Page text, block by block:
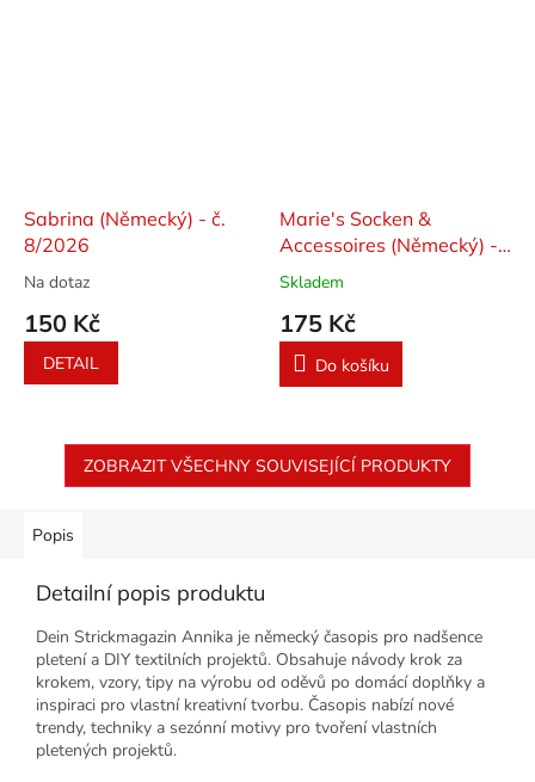
Sabrina (Německý) - č.
8/2026
Na dotaz
150 Kč
DETAIL
Marie's Socken &
Accessoires (Německý) -
č. 7/2025
Skladem
175 Kč
Do košíku
ZOBRAZIT VŠECHNY SOUVISEJÍCÍ PRODUKTY
Popis
Detailní popis produktu
Dein Strickmagazin Annika je německý časopis pro nadšence
pletení a DIY textilních projektů. Obsahuje návody krok za
krokem, vzory, tipy na výrobu od oděvů po domácí doplňky a
inspiraci pro vlastní kreativní tvorbu. Časopis nabízí nové
trendy, techniky a sezónní motivy pro tvoření vlastních
pletených projektů.